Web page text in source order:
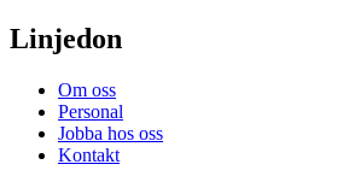
Linjedon
Om oss
Personal
Jobba hos oss
Kontakt